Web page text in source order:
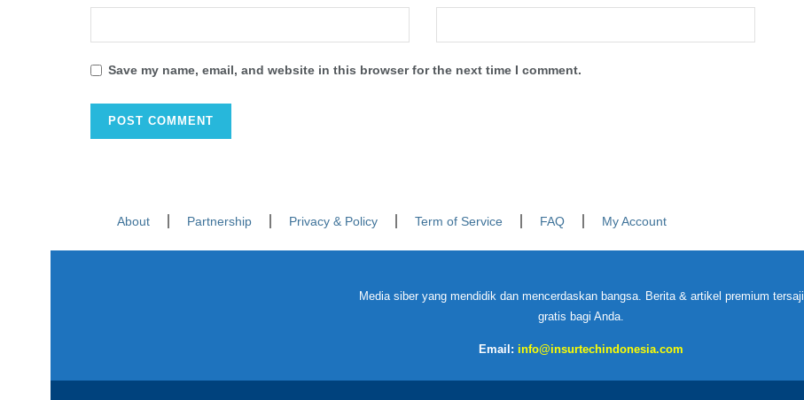
Save my name, email, and website in this browser for the next time I comment.
About Partnership Privacy & Policy Term of Service FAQ My Account
Media siber yang mendidik dan mencerdaskan bangsa. Berita & artikel premium tersaji
gratis bagi Anda.
Email: info@insurtechindonesia.com